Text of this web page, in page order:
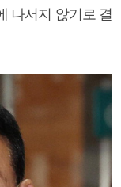
나서지 않기로 결